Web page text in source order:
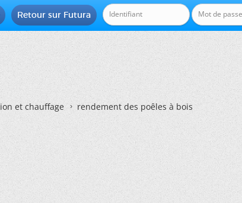
Retour sur Futura
et chauffage rendement des poêles à bois